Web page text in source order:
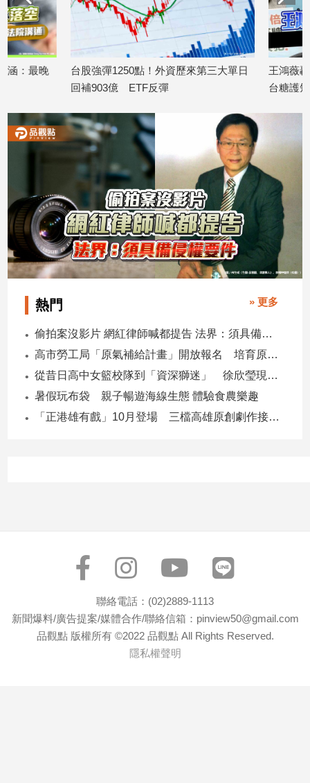
食
星
座/
命
理
健
康/
藝
術
文
／
電
薦
科
戲
區
台股強彈1250點！外資歷來第三大單日
回補903億 ETF反彈
王鴻薇轟民進黨官官
熱門 » 更多
偷拍案沒影片 網紅律師喊都提告 法界：須具備侵權要件
高市勞工局「原氣補給計畫」開放報名 培育原民青年就業力與部落創新
從昔日高中女籃校隊到「資深獅迷」 徐欣瑩現身攻城獅開訓為球隊加油
暑假玩布袋 親子暢遊海線生態 體驗食農樂趣
「正港雄有戲」10月登場 三檔高雄原創劇作接力演出
聯絡電話：(02)2889-1113
新聞爆料/廣告提案/媒體合作/聯絡信箱：pinview50@gmail.com
品觀點 版權所有 ©2022 品觀點 All Rights Reserved.
隱私權聲明